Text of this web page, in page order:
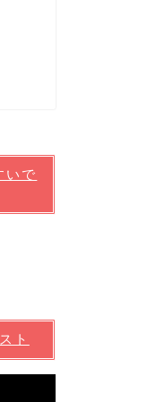
いで
ト